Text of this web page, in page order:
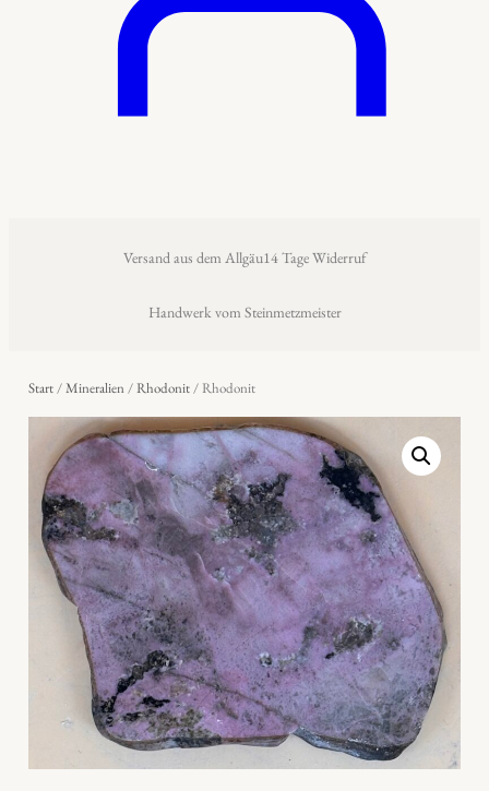
Versand aus dem Allgäu14 Tage Widerruf
Handwerk vom Steinmetzmeister
Start/Mineralien/Rhodonit/ Rhodonit